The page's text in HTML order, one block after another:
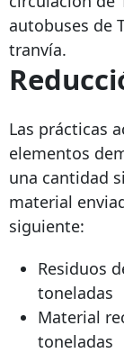
autobuses de
tranvía.
Las prácticas
elementos
una cantidad
material
siguiente:
Residuos
toneladas
Material
toneladas